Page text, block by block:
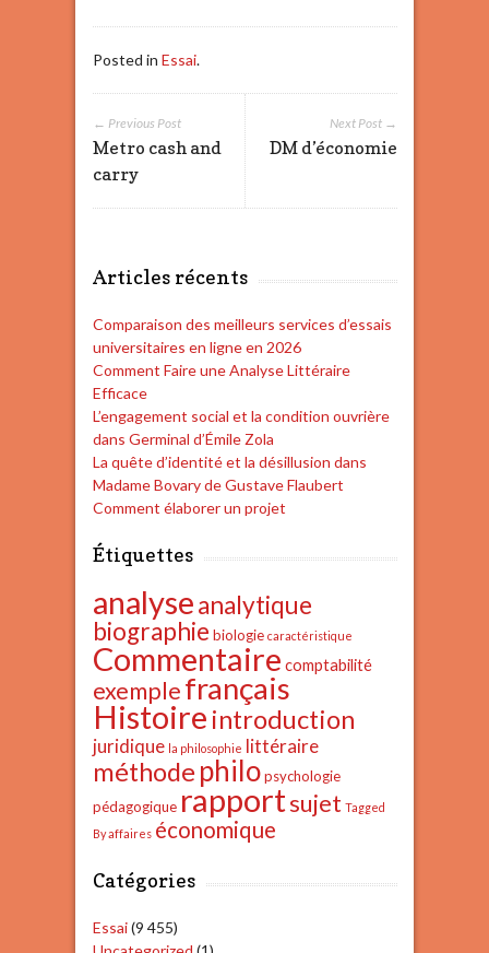
Posted in Essai.
Next Post →
DM d’économie
← Previous Post
Metro cash and
carry
Articles récents
Comparaison des meilleurs services d’essais
universitaires en ligne en 2026
Comment Faire une Analyse Littéraire
Efficace
L’engagement social et la condition ouvrière
dans Germinal d’Émile Zola
La quête d’identité et la désillusion dans
Madame Bovary de Gustave Flaubert
Comment élaborer un projet
Étiquettes
analyseanalytique
biographie biologie caractéristique
Commentaire comptabilité
exemplefrançais
Histoire introduction
juridique la philosophie littéraire
méthode philo psychologie
pédagogique rapportsujet Tagged
By affaires économique
Catégories
Essai(9 455)